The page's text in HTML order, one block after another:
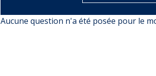
Aucune question n'a été posée pour le